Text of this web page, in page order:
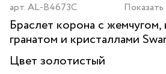
арт.AL-B4673C
Браслет корона с
гранатом и кристаллами
Цвет золотистый